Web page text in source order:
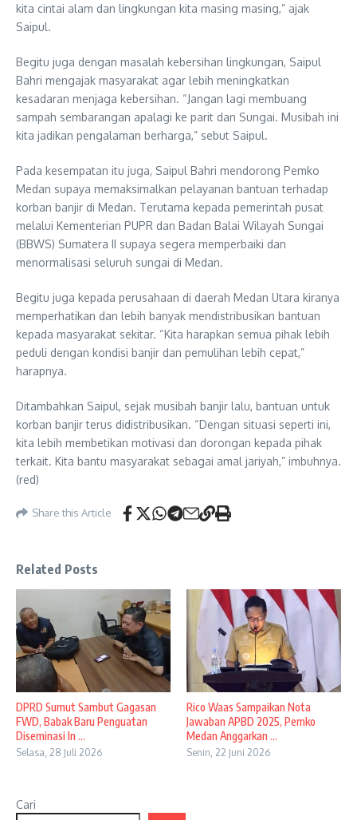
kita cintai alam dan lingkungan kita masing masing,” ajak
Saipul.
Begitu juga dengan masalah kebersihan lingkungan, Saipul
Bahri mengajak masyarakat agar lebih meningkatkan
kesadaran menjaga kebersihan. “Jangan lagi membuang
sampah sembarangan apalagi ke parit dan Sungai. Musibah ini
kita jadikan pengalaman berharga,” sebut Saipul.
Pada kesempatan itu juga, Saipul Bahri mendorong Pemko
Medan supaya memaksimalkan pelayanan bantuan terhadap
korban banjir di Medan. Terutama kepada pemerintah pusat
melalui Kementerian PUPR dan Badan Balai Wilayah Sungai
(BBWS) Sumatera II supaya segera memperbaiki dan
menormalisasi seluruh sungai di Medan.
Begitu juga kepada perusahaan di daerah Medan Utara kiranya
memperhatikan dan lebih banyak mendistribusikan bantuan
kepada masyarakat sekitar. “Kita harapkan semua pihak lebih
peduli dengan kondisi banjir dan pemulihan lebih cepat,”
harapnya.
Ditambahkan Saipul, sejak musibah banjir lalu, bantuan untuk
korban banjir terus didistribusikan. “Dengan situasi seperti ini,
kita lebih membetikan motivasi dan dorongan kepada pihak
terkait. Kita bantu masyarakat sebagai amal jariyah,” imbuhnya.
(red)
Share this Article
Related Posts
DPRD Sumut Sambut Gagasan
FWD, Babak Baru Penguatan
Diseminasi In ...
Selasa, 28 Juli 2026
Rico Waas Sampaikan Nota
Jawaban APBD 2025, Pemko
Medan Anggarkan ...
Senin, 22 Juni 2026
Cari